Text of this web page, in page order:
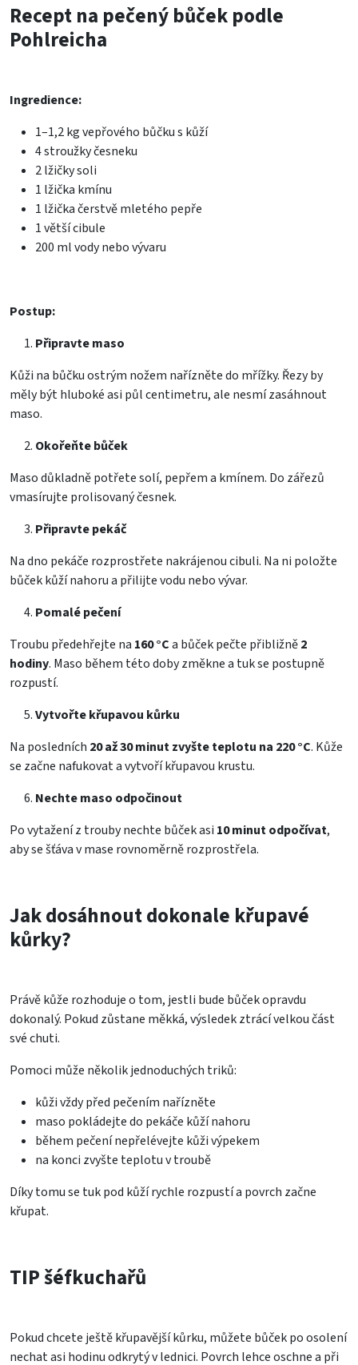
Recept na pečený bůček podle
Pohlreicha
Ingredience:
1–1,2 kg vepřového bůčku s kůží
4 stroužky česneku
2 lžičky soli
1 lžička kmínu
1 lžička čerstvě mletého pepře
1 větší cibule
200 ml vody nebo vývaru
Postup:
Připravte maso
Kůži na bůčku ostrým nožem nařízněte do mřížky. Řezy by
měly být hluboké asi půl centimetru, ale nesmí zasáhnout
maso.
Okořeňte bůček
Maso důkladně potřete solí, pepřem a kmínem. Do zářezů
vmasírujte prolisovaný česnek.
Připravte pekáč
Na dno pekáče rozprostřete nakrájenou cibuli. Na ni položte
bůček kůží nahoru a přilijte vodu nebo vývar.
Pomalé pečení
Troubu předehřejte na 160 °Ca bůček pečte přibližně2
hodiny. Maso během této doby změkne a tuk se postupně
rozpustí.
Vytvořte křupavou kůrku
Na posledních 20 až 30 minut zvyšte teplotu na 220 °C. Kůže
se začne nafukovat a vytvoří křupavou krustu.
Nechte maso odpočinout
Po vytažení z trouby nechte bůček asi 10 minut odpočívat,
aby se šťáva v mase rovnoměrně rozprostřela.
Jak dosáhnout dokonale křupavé
kůrky?
Právě kůže rozhoduje o tom, jestli bude bůček opravdu
dokonalý. Pokud zůstane měkká, výsledek ztrácí velkou část
své chuti.
Pomoci může několik jednoduchých triků:
kůži vždy před pečením nařízněte
maso pokládejte do pekáče kůží nahoru
během pečení nepřelévejte kůži výpekem
na konci zvyšte teplotu v troubě
Díky tomu se tuk pod kůží rychle rozpustí a povrch začne
křupat.
TIP šéfkuchařů
Pokud chcete ještě křupavější kůrku, můžete bůček po osolení
nechat asi hodinu odkrytý v lednici. Povrch lehce oschne a při